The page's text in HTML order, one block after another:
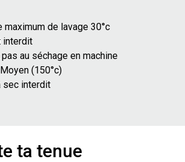
maximum de lavage 30°c
interdit
au séchage en machine
(150°c)
sec interdit
ta tenue